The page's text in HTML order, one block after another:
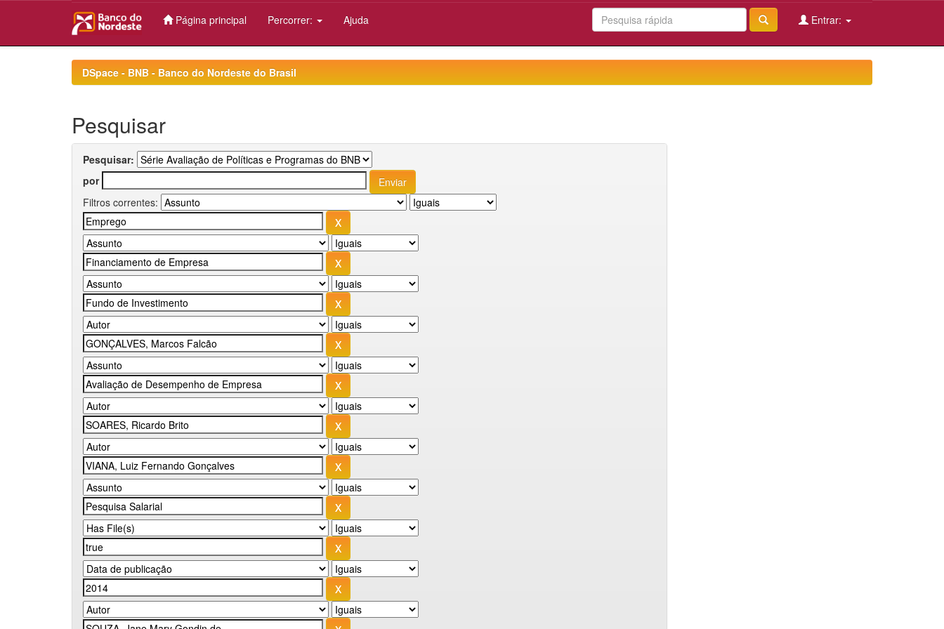
Página principal Percorrer: Ajuda Entrar:
DSpace - BNB - Banco do Nordeste do Brasil
Pesquisar
Pesquisar:
por
Filtros correntes: